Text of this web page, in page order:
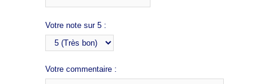
Votre note sur 5 :
Votre commentaire :